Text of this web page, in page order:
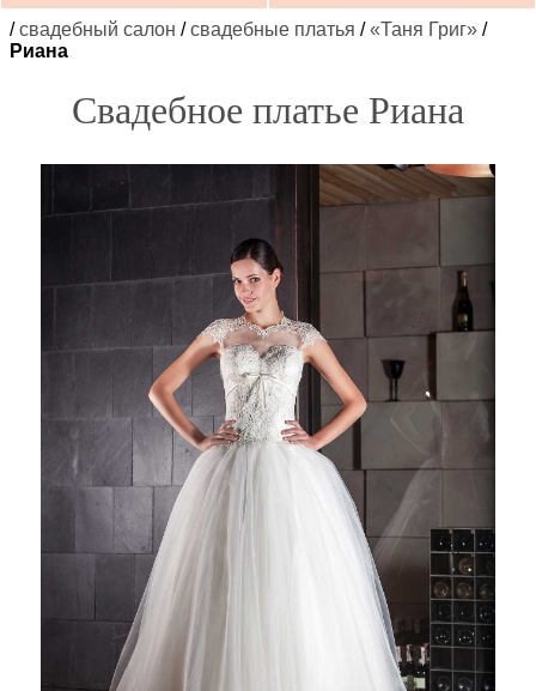
/свадебный салон /свадебные платья /«Таня Григ» /
Риана
Свадебное платье Риана